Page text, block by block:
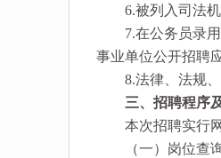
6.被列入司法机
7.在公务员录用
事业单位公开招聘
8.法律、法规、
三、招聘程序
本次招聘实行网
（一）岗位查